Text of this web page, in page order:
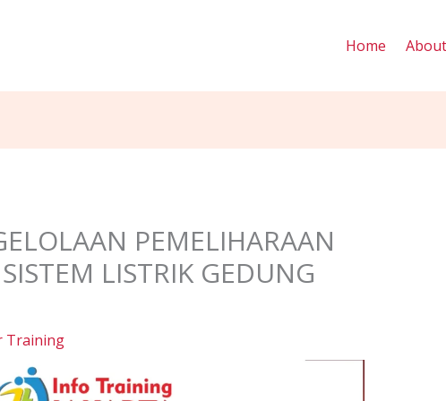
Home About
PEMELIHARAAN
LISTRIK GEDUNG
Training